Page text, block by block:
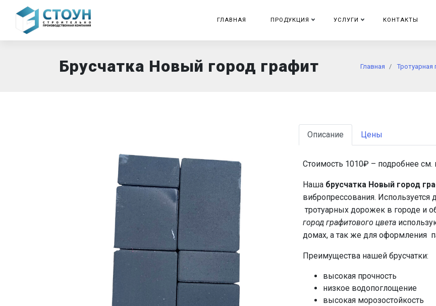
ГЛАВНАЯ ПРОДУКЦИЯ УСЛУГИ КОНТАКТЫ
Брусчатка Новый город графит Главная Тротуарная
Описание Цены
Стоимость 1010₽ – подробнее см.
Наша брусчатка Новый город
вибропрессования. Используется
тротуарных дорожек в городе и
город графитового цвета
домах, а так же для оформления
Преимущества нашей брусчатки:
высокая прочность
низкое водопоглощение
высокая морозостойкость